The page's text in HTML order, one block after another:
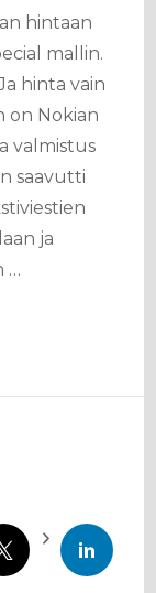
hintaan
mallin.
hinta vain
on Nokian
valmistus
saavutti
ja
…